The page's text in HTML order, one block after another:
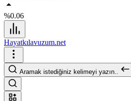
%0.06
Hayatkılavuzum.net
Aramak istediğiniz kelimeyi yazın..